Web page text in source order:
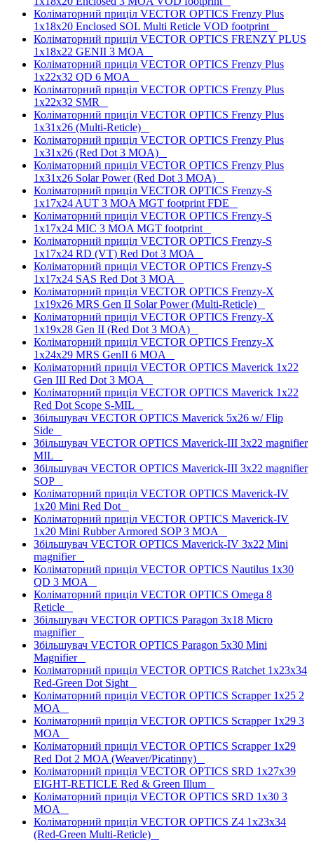
Коліматорний приціл VECTOR OPTICS Frenzy Plus
1x18x20 Enclosed SOL Multi Reticle VOD footprint
Коліматорний приціл VECTOR OPTICS FRENZY PLUS
1x18x22 GENII 3 MOA
Коліматорний приціл VECTOR OPTICS Frenzy Plus
1x22x32 QD 6 MOA
Коліматорний приціл VECTOR OPTICS Frenzy Plus
1x22x32 SMR
Коліматорний приціл VECTOR OPTICS Frenzy Plus
1x31x26 (Multi-Reticle)
Коліматорний приціл VECTOR OPTICS Frenzy Plus
1x31x26 (Red Dot 3 MOA)
Коліматорний приціл VECTOR OPTICS Frenzy Plus
1x31x26 Solar Power (Red Dot 3 MOA)
Коліматорний приціл VECTOR OPTICS Frenzy-S
1x17x24 AUT 3 MOA MGT footprint FDE
Коліматорний приціл VECTOR OPTICS Frenzy-S
1x17x24 MIC 3 MOA MGT footprint
Коліматорний приціл VECTOR OPTICS Frenzy-S
1x17x24 RD (VT) Red Dot 3 МОА
Коліматорний приціл VECTOR OPTICS Frenzy-S
1x17x24 SAS Red Dot 3 MOA
Коліматорний приціл VECTOR OPTICS Frenzy-X
1x19x26 MRS Gen II Solar Power (Multi-Reticle)
Коліматорний приціл VECTOR OPTICS Frenzy-X
1x19x28 Gen II (Red Dot 3 MOA)
Коліматорний приціл VECTOR OPTICS Frenzy-X
1x24x29 MRS GenII 6 MOA
Коліматорний приціл VECTOR OPTICS Maverick 1x22
Gen III Red Dot 3 MOA
Коліматорний приціл VECTOR OPTICS Maverick 1x22
Red Dot Scope S-MIL
Збільшувач VECTOR OPTICS Maverick 5x26 w/ Flip
Side
Збільшувач VECTOR OPTICS Maverick-III 3x22 magnifier
MIL
Збільшувач VECTOR OPTICS Maverick-III 3x22 magnifier
SOP
Коліматорний приціл VECTOR OPTICS Maverick-IV
1x20 Mini Red Dot
Коліматорний приціл VECTOR OPTICS Maverick-IV
1x20 Mini Rubber Armored SOP 3 MOA
Збільшувач VECTOR OPTICS Maverick-IV 3x22 Mini
magnifier
Коліматорний приціл VECTOR OPTICS Nautilus 1x30
QD 3 MOA
Коліматорний приціл VECTOR OPTICS Omega 8
Reticle
Збільшувач VECTOR OPTICS Paragon 3x18 Micro
magnifier
Збільшувач VECTOR OPTICS Paragon 5x30 Mini
Magnifier
Коліматорний приціл VECTOR OPTICS Ratchet 1x23x34
Red-Green Dot Sight
Коліматорний приціл VECTOR OPTICS Scrapper 1x25 2
MOA
Коліматорний приціл VECTOR OPTICS Scrapper 1x29 3
MOA
Коліматорний приціл VECTOR OPTICS Scrapper 1x29
Red Dot 2 MOA (Weaver/Picatinny)
Коліматорний приціл VECTOR OPTICS SRD 1x27x39
EIGHT-RETICLE Red & Green Illum
Коліматорний приціл VECTOR OPTICS SRD 1x30 3
MOA
Коліматорний приціл VECTOR OPTICS Z4 1x23x34
(Red-Green Multi-Reticle)